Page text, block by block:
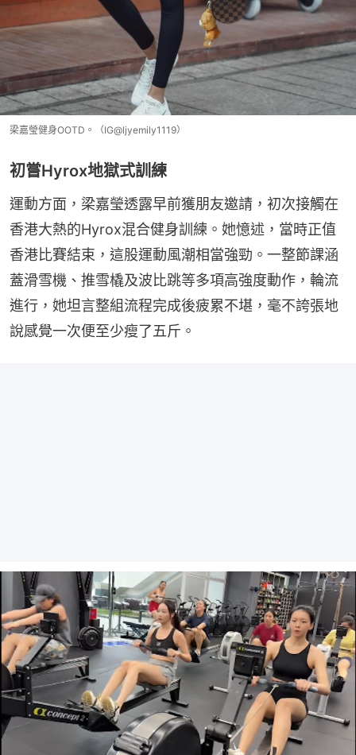
梁嘉瑩健身OOTD。（IG@ljyemily1119）
初嘗Hyrox地獄式訓練
運動方面，梁嘉瑩透露早前獲朋友邀請，初次接觸在
香港大熱的Hyrox混合健身訓練。她憶述，當時正值
香港比賽結束，這股運動風潮相當強勁。一整節課涵
蓋滑雪機、推雪橇及波比跳等多項高強度動作，輪流
進行，她坦言整組流程完成後疲累不堪，毫不誇張地
說感覺一次便至少瘦了五斤。